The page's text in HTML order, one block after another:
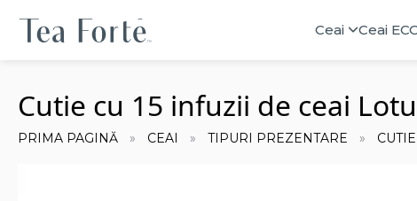
Ceai Ceai
Cutie cu 15 infuzii de ceai
PRIMA PAGINĂ CEAI TIPURI PREZENTARE